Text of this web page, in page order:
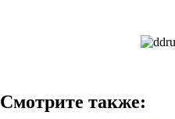
Смотрите также: